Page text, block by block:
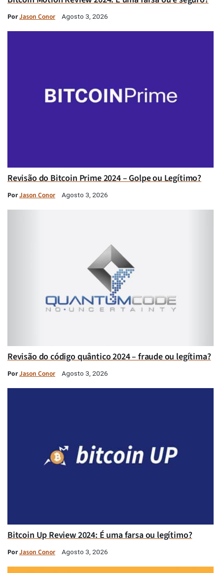
PorJason Conor Agosto 3, 2026
Revisão do Bitcoin Prime 2024 – Golpe ou Legítimo?
PorJason Conor Agosto 3, 2026
Revisão do código quântico 2024 – fraude ou legítima?
PorJason Conor Agosto 3, 2026
Bitcoin Up Review 2024: É uma farsa ou legítimo?
PorJason Conor Agosto 3, 2026